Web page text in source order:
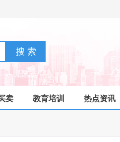
卖 教育培训 热点资讯